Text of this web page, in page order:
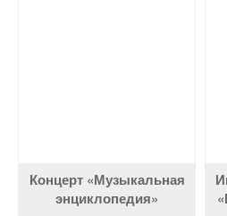
Концерт «Музыкальная
энциклопедия»